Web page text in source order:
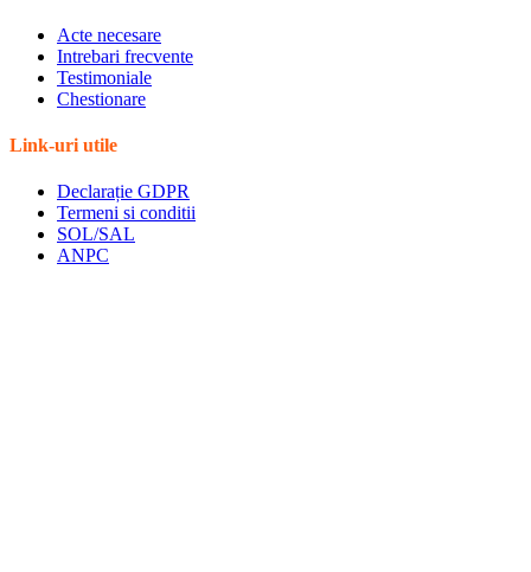
Acte necesare
Intrebari frecvente
Testimoniale
Chestionare
Link-uri utile
Declarație GDPR
Termeni si conditii
SOL/SAL
ANPC